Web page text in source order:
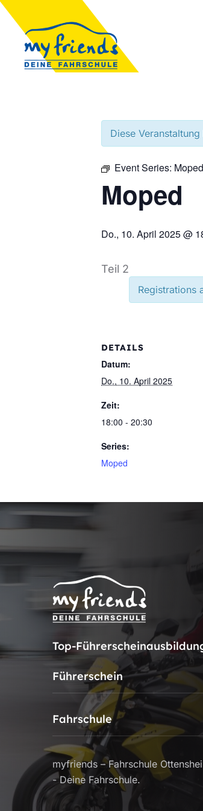
Diese
Event Series: Moped
Moped
Do., 10. April 2025 @
Teil 2
Registrations
DETAILS
Datum:
Do., 10. April 2025
Zeit:
18:00 - 20:30
Series:
Moped
Top-
Führerschein
Fahrschule
myfriends – Fahrschule
- Deine Fahrschule.